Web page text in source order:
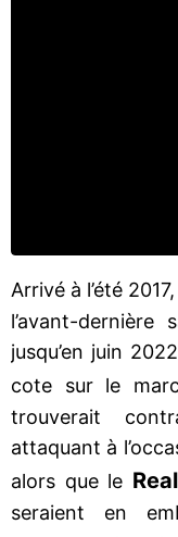
Arrivé à l’été 2017,
l’avant-
jusqu’en juin
cote sur le
trouverait
attaquant à
alors que le
seraient en